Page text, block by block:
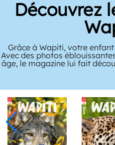
Découvrez
Grâce à Wapiti, votre
Avec des photos
âge, le magazine lui fait